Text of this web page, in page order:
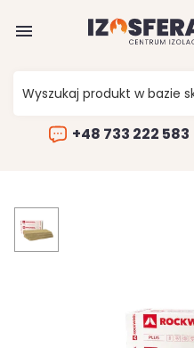

+48 733 222 583